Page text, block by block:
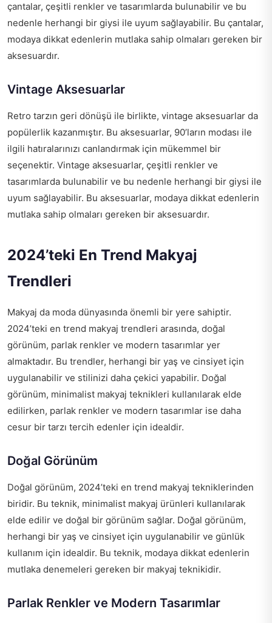
çantalar, çeşitli renkler ve tasarımlarda bulunabilir ve bu
nedenle herhangi bir giysi ile uyum sağlayabilir. Bu çantalar,
modaya dikkat edenlerin mutlaka sahip olmaları gereken bir
aksesuardır.
Vintage Aksesuarlar
Retro tarzın geri dönüşü ile birlikte, vintage aksesuarlar da
popülerlik kazanmıştır. Bu aksesuarlar, 90’ların modası ile
ilgili hatıralarınızı canlandırmak için mükemmel bir
seçenektir. Vintage aksesuarlar, çeşitli renkler ve
tasarımlarda bulunabilir ve bu nedenle herhangi bir giysi ile
uyum sağlayabilir. Bu aksesuarlar, modaya dikkat edenlerin
mutlaka sahip olmaları gereken bir aksesuardır.
2024’teki En Trend Makyaj
Trendleri
Makyaj da moda dünyasında önemli bir yere sahiptir.
2024’teki en trend makyaj trendleri arasında, doğal
görünüm, parlak renkler ve modern tasarımlar yer
almaktadır. Bu trendler, herhangi bir yaş ve cinsiyet için
uygulanabilir ve stilinizi daha çekici yapabilir. Doğal
görünüm, minimalist makyaj teknikleri kullanılarak elde
edilirken, parlak renkler ve modern tasarımlar ise daha
cesur bir tarzı tercih edenler için idealdir.
Doğal Görünüm
Doğal görünüm, 2024’teki en trend makyaj tekniklerinden
biridir. Bu teknik, minimalist makyaj ürünleri kullanılarak
elde edilir ve doğal bir görünüm sağlar. Doğal görünüm,
herhangi bir yaş ve cinsiyet için uygulanabilir ve günlük
kullanım için idealdir. Bu teknik, modaya dikkat edenlerin
mutlaka denemeleri gereken bir makyaj teknikidir.
Parlak Renkler ve Modern Tasarımlar